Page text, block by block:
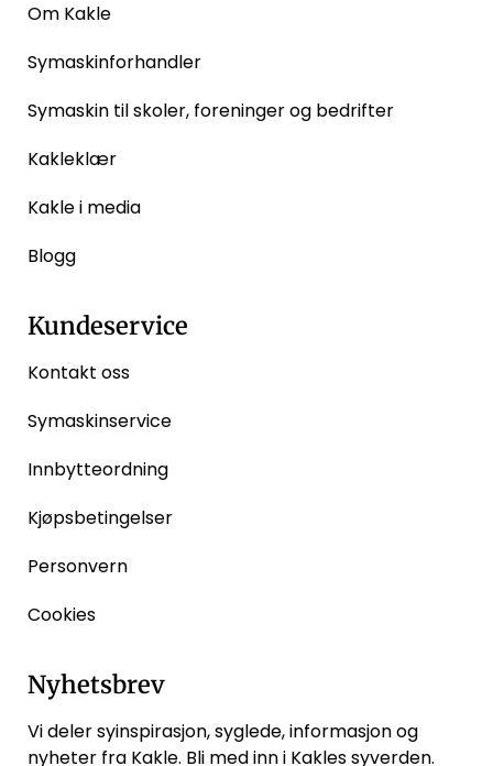
Om Kakle
Symaskinforhandler
Symaskin til skoler, foreninger og bedrifter
Kakleklær
Kakle i media
Blogg
Kundeservice
Kontakt oss
Symaskinservice
Innbytteordning
Kjøpsbetingelser
Personvern
Cookies
Nyhetsbrev
Vi deler syinspirasjon, syglede, informasjon og
nyheter fra Kakle. Bli med inn i Kakles syverden.